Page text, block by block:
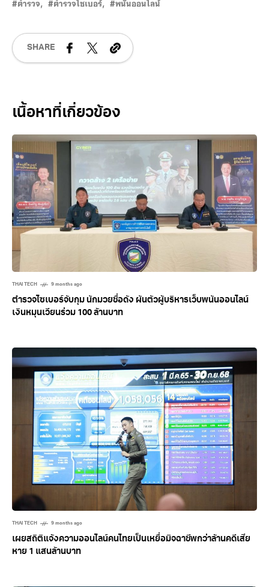
ตำรวจ ตำรวจไซเบอร์ พนันออนไลน์
SHARE
Related Posts
THAI TECH 9 months ago
ตำรวจไซเบอร์จับกุม นักมวยชื่อดัง ผันตัวผู้บริหารเว็บพนันออนไลน์
เงินหมุนเวียนร่วม 100 ล้านบาท
THAI TECH 9 months ago
เผยสถิติแจ้งความออนไลน์คนไทยเป็นเหยื่อมิจฉาชีพกว่าล้านคดีเสีย
หาย 1 แสนล้านบาท